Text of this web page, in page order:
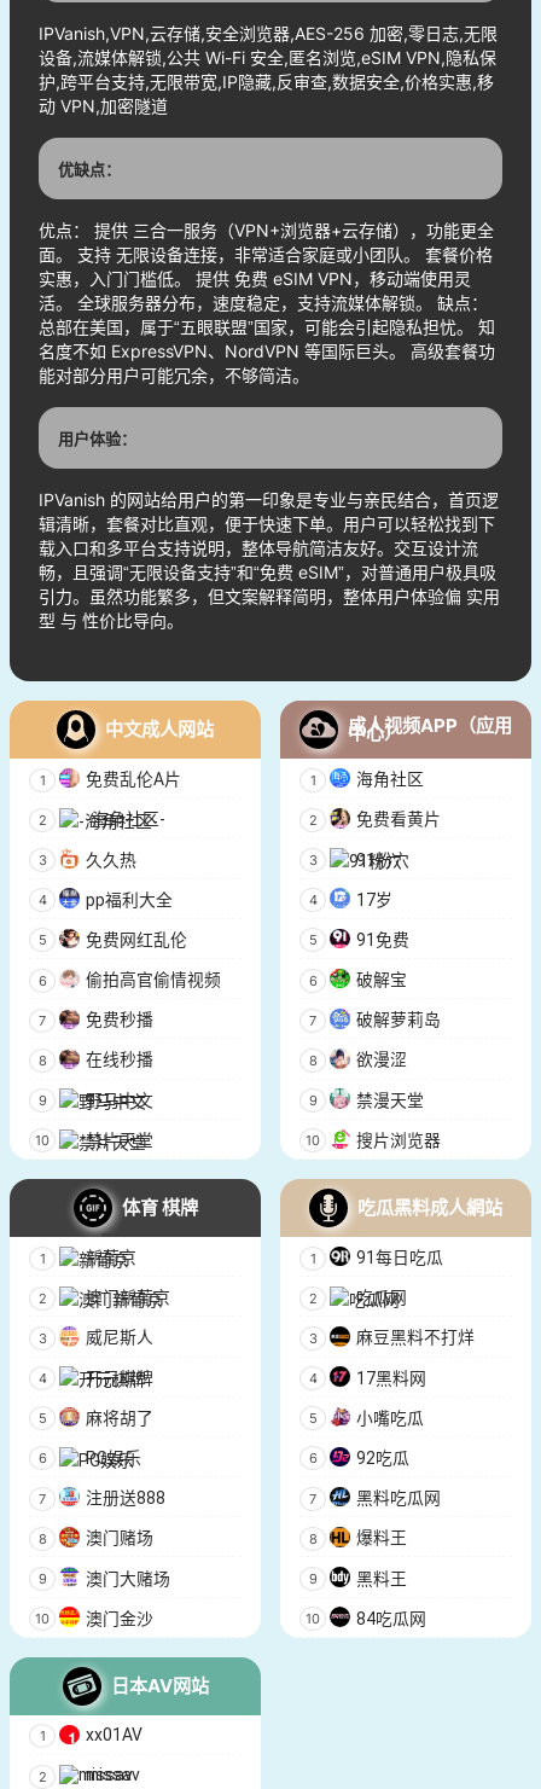
IPVanish,VPN,云存储,安全浏览器,AES-256 加密,零日志,无限
设备,流媒体解锁,公共 Wi-Fi 安全,匿名浏览,eSIM VPN,隐私保
护,跨平台支持,无限带宽,IP隐藏,反审查,数据安全,价格实惠,移
动 VPN,加密隧道
优缺点：
优点： 提供 三合一服务（VPN+浏览器+云存储），功能更全
面。 支持 无限设备连接，非常适合家庭或小团队。 套餐价格
实惠，入门门槛低。 提供 免费 eSIM VPN，移动端使用灵
活。 全球服务器分布，速度稳定，支持流媒体解锁。 缺点：
总部在美国，属于“五眼联盟”国家，可能会引起隐私担忧。 知
名度不如 ExpressVPN、NordVPN 等国际巨头。 高级套餐功
能对部分用户可能冗余，不够简洁。
用户体验：
IPVanish 的网站给用户的第一印象是专业与亲民结合，首页逻
辑清晰，套餐对比直观，便于快速下单。用户可以轻松找到下
载入口和多平台支持说明，整体导航简洁友好。交互设计流
畅，且强调“无限设备支持”和“免费 eSIM”，对普通用户极具吸
引力。虽然功能繁多，但文案解释简明，整体用户体验偏 实用
型 与 性价比导向。
中文成人网站
免费乱伦A片
-海角社区-
久久热
pp福利大全
免费网红乱伦
偷拍高官偷情视频
免费秒播
在线秒播
野马中文
禁片天堂
成人视频APP（应用
中心）
海角社区
免费看黄片
91粉穴
17岁
91免费
破解宝
破解萝莉岛
欲漫涩
禁漫天堂
搜片浏览器
体育 棋牌
新葡京
澳门新葡京
威尼斯人
开元棋牌
麻将胡了
PG娱乐
注册送888
澳门赌场
澳门大赌场
澳门金沙
吃瓜黑料成人網站
91每日吃瓜
吃瓜网
麻豆黑料不打烊
17黑料网
小嘴吃瓜
92吃瓜
黑料吃瓜网
爆料王
黑料王
84吃瓜网
日本AV网站
xx01AV
missav